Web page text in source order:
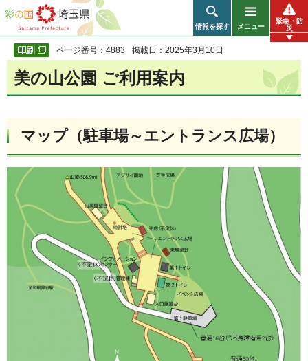
彩の国 埼玉県
情報を探す メニュー
緊急・防
災
ページ番号：4883 掲載日：2025年3月10日
美の山公園 ご利用案内
マップ（駐車場～エントランス広場）